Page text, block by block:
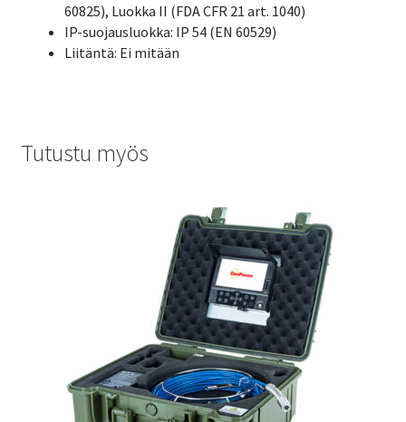
60825), Luokka II (FDA CFR 21 art. 1040)
IP-suojausluokka: IP 54 (EN 60529)
Liitäntä: Ei mitään
Tutustu myös